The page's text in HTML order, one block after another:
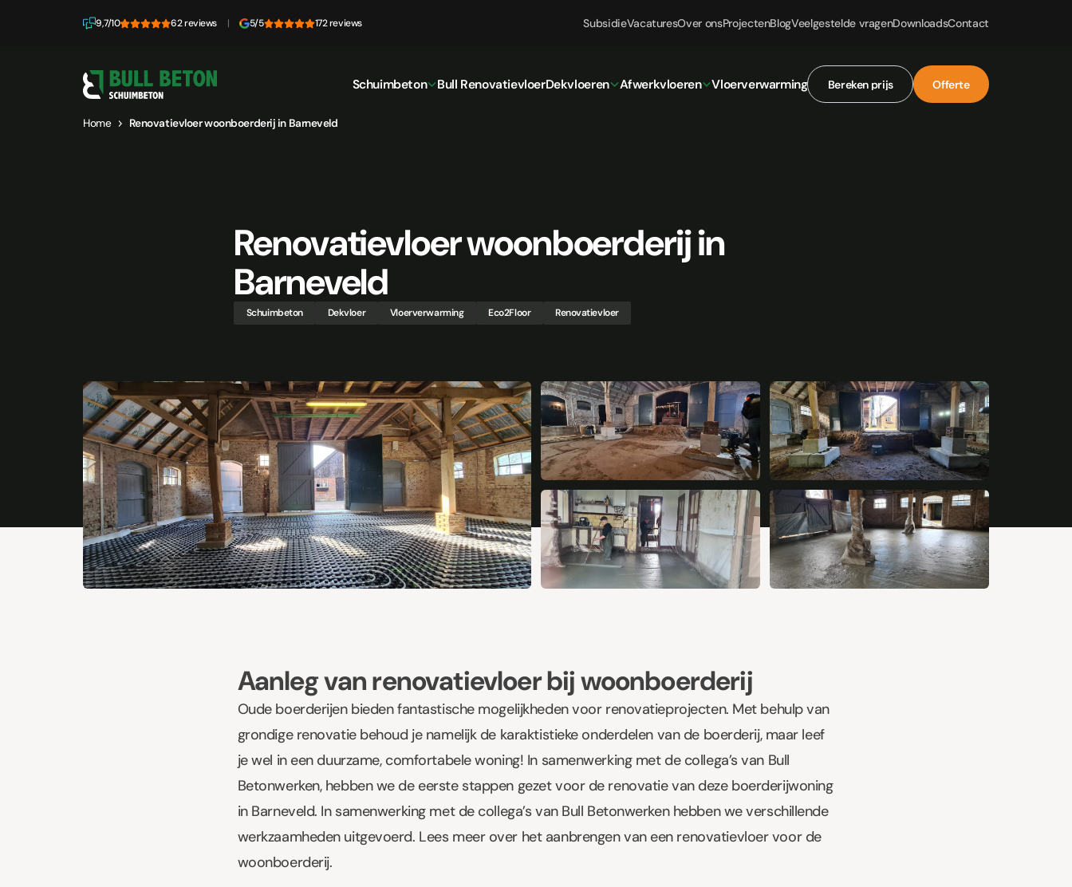
9,7/10 62 reviews | 5/5 172 reviews SubsidieVacaturesOver onsProjectenBlogVeelgestelde vragenDownloadsContact
Schuimbeton Bull RenovatievloerDekvloeren Afwerkvloeren Vloerverwarming Bereken prijs Offerte
Home Renovatievloer woonboerderij in Barneveld
Renovatievloer woonboerderij in
Barneveld
Schuimbeton Dekvloer Vloerverwarming Eco2Floor Renovatievloer
Aanleg van renovatievloer bij woonboerderij
Oude boerderijen bieden fantastische mogelijkheden voor renovatieprojecten. Met behulp van
grondige renovatie behoud je namelijk de karaktistieke onderdelen van de boerderij, maar leef
je wel in een duurzame, comfortabele woning! In samenwerking met de collega’s van Bull
Betonwerken, hebben we de eerste stappen gezet voor de renovatie van deze boerderijwoning
in Barneveld. In samenwerking met de collega’s van Bull Betonwerken hebben we verschillende
werkzaamheden uitgevoerd. Lees meer over het aanbrengen van een renovatievloer voor de
woonboerderij.